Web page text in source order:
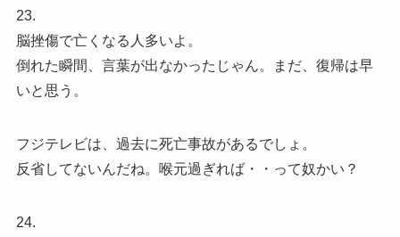
23.
脳挫傷で亡くなる人多いよ。
倒れた瞬間、言葉が出なかったじゃん。まだ、復帰は早
いと思う。
フジテレビは、過去に死亡事故があるでしょ。
反省してないんだね。喉元過ぎれば・・って奴かい？
24.